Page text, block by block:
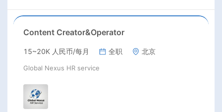
Content Creator&Operator
15~20K 人民币/每月 全职 北京
Global Nexus HR service